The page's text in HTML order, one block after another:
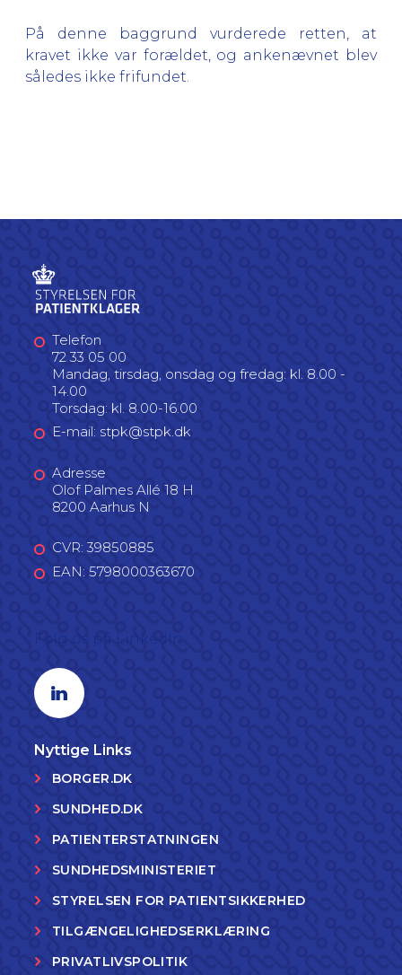
På denne baggrund vurderede retten, at
kravet ikke var forældet, og ankenævnet blev
således ikke frifundet.
Telefon
72 33 05 00
Mandag, tirsdag, onsdag og fredag: kl. 8.00 -
14.00
Torsdag: kl. 8.00-16.00
E-mail: stpk@stpk.dk
Adresse
Olof Palmes Allé 18 H
8200 Aarhus N
CVR: 39850885
EAN: 5798000363670
Linkedin profil
Nyttige Links
BORGER.DK
SUNDHED.DK
PATIENTERSTATNINGEN
SUNDHEDSMINISTERIET
STYRELSEN FOR PATIENTSIKKERHED
TILGÆNGELIGHEDSERKLÆRING
PRIVATLIVSPOLITIK